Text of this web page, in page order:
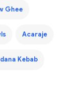
Ghee
Acaraje
Kebab